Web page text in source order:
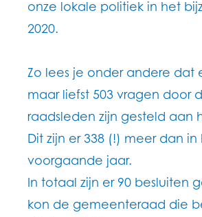
onze lokale politiek in het
2020.
Zo lees je onder andere dat
maar liefst 503 vragen door
raadsleden zijn gesteld aan
Dit zijn er 338 (!) meer dan in
voorgaande jaar.
In totaal zijn er 90 besluiten
kon de gemeenteraad die